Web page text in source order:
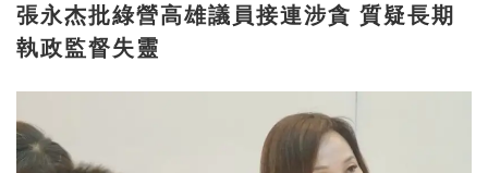
張永杰批綠營高雄議員接連涉貪 質疑長期
執政監督失靈